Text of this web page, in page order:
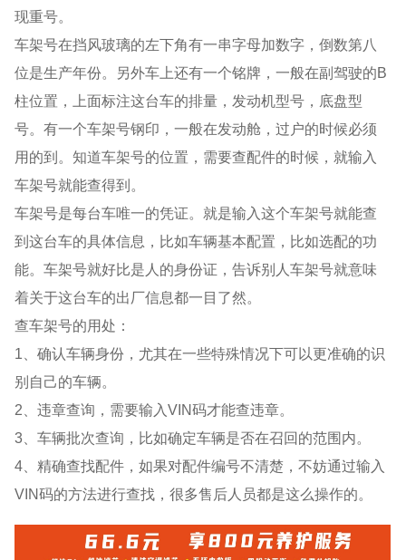
现重号。
车架号在挡风玻璃的左下角有一串字母加数字，倒数第八
位是生产年份。另外车上还有一个铭牌，一般在副驾驶的B
柱位置，上面标注这台车的排量，发动机型号，底盘型
号。有一个车架号钢印，一般在发动舱，过户的时候必须
用的到。知道车架号的位置，需要查配件的时候，就输入
车架号就能查得到。
车架号是每台车唯一的凭证。就是输入这个车架号就能查
到这台车的具体信息，比如车辆基本配置，比如选配的功
能。车架号就好比是人的身份证，告诉别人车架号就意味
着关于这台车的出厂信息都一目了然。
查车架号的用处：
1、确认车辆身份，尤其在一些特殊情况下可以更准确的识
别自己的车辆。
2、违章查询，需要输入VIN码才能查违章。
3、车辆批次查询，比如确定车辆是否在召回的范围内。
4、精确查找配件，如果对配件编号不清楚，不妨通过输入
VIN码的方法进行查找，很多售后人员都是这么操作的。